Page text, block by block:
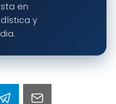
en
y